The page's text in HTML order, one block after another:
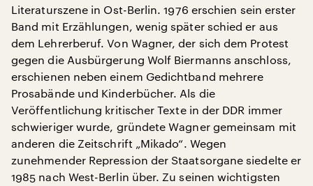
Literaturszene in Ost-Berlin. 1976 erschien sein erster
Band mit Erzählungen, wenig später schied er aus
dem Lehrerberuf. Von Wagner, der sich dem Protest
gegen die Ausbürgerung Wolf Biermanns anschloss,
erschienen neben einem Gedichtband mehrere
Prosabände und Kinderbücher. Als die
Veröffentlichung kritischer Texte in der DDR immer
schwieriger wurde, gründete Wagner gemeinsam mit
anderen die Zeitschrift „Mikado“. Wegen
zunehmender Repression der Staatsorgane siedelte er
1985 nach West-Berlin über. Zu seinen wichtigsten